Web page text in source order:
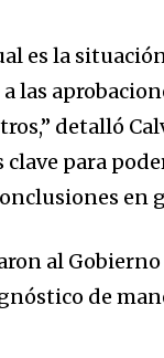
es la
las
detalló
para
en
al
de